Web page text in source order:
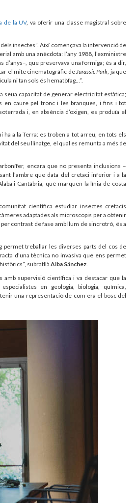
de la UV, va oferir una classe magistral sobre
insectes”. Així començava la intervenció de
amb una anècdota: l’any 1988, l’exministre
que preservava una formiga; és a dir,
el mite cinematogràfic de Jurassic Park , ja que
ni tan sols és hematòfag...”.
seua capacitat de generar electricitat estàtica;
en caure pel tronc i les branques, i fins i tot
i, en absència d’oxigen, es produïa el
ha a la Terra: es troben a tot arreu, en tots els
del seu llinatge, el qual es remunta a més de
encara que no presenta inclusions –
l’ambre que data del cretaci inferior i a la
i Cantàbria, què marquen la línia de costa
científica estudiar insectes cretacis
adaptades als microscopis per a obtenir
contrast de fase amb llum de sincrotró, és a
permet treballar les diverses parts del cos de
d’una tècnica no invasiva que ens permet
subratllà Alba Sánchez
amb supervisió científica i va destacar que la
en geologia, biologia, química,
una representació de com era el bosc del